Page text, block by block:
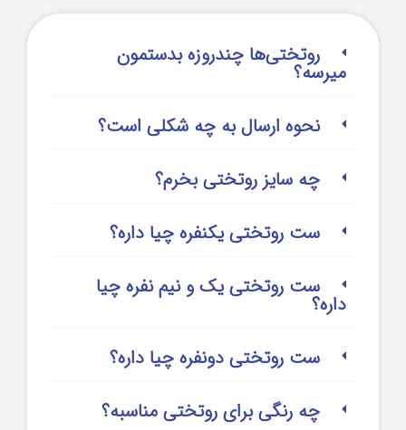
روتختی‌‌ها چندروزه بدستمون
میرسه؟
نحوه ارسال به چه شکلی است؟
چه سایز روتختی بخرم؟
ست روتختی یکنفره چیا داره؟
ست روتختی یک و نیم نفره چیا
داره؟
ست روتختی دونفره چیا داره؟
چه رنگی برای روتختی مناسبه؟